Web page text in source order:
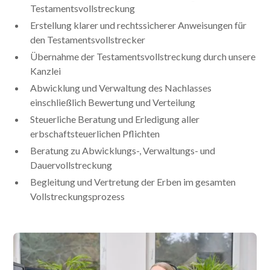
Testamentsvollstreckung
Erstellung klarer und rechtssicherer Anweisungen für
den Testamentsvollstrecker
Übernahme der Testamentsvollstreckung durch unsere
Kanzlei
Abwicklung und Verwaltung des Nachlasses
einschließlich Bewertung und Verteilung
Steuerliche Beratung und Erledigung aller
erbschaftsteuerlichen Pflichten
Beratung zu Abwicklungs-, Verwaltungs- und
Dauervollstreckung
Begleitung und Vertretung der Erben im gesamten
Vollstreckungsprozess